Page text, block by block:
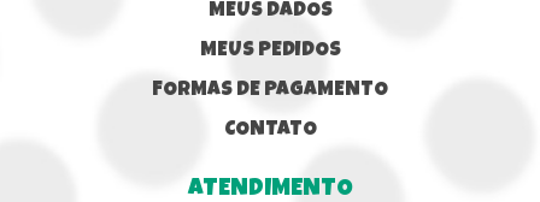
MEUS DADOS
MEUS PEDIDOS
FORMAS DE PAGAMENTO
CONTATO
ATENDIMENTO